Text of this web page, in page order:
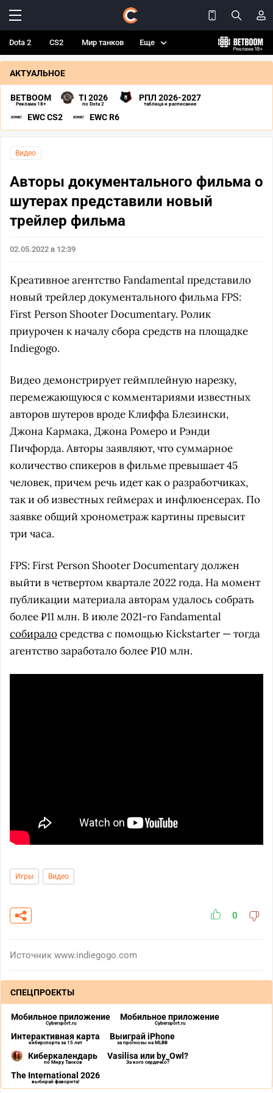
Dota 2 CS2 Мир танков Еще
АКТУАЛЬНОЕ
BETBOOM
Реклама 18+
TI 2026
по Dota 2
РПЛ 2026-2027
таблица и расписание
EWC CS2 EWC R6
Видео
Авторы документального фильма о
шутерах представили новый
трейлер фильма
02.05.2022 в 12:39
Креативное агентство Fandamental представило
новый трейлер документального фильма FPS:
First Person Shooter Documentary. Ролик
приурочен к началу сбора средств на площадке
Indiegogo.
Видео демонстрирует геймплейную нарезку,
перемежающуюся с комментариями известных
авторов шутеров вроде Клиффа Блезински,
Джона Кармака, Джона Ромеро и Рэнди
Пичфорда. Авторы заявляют, что суммарное
количество спикеров в фильме превышает 45
человек, причем речь идет как о разработчиках,
так и об известных геймерах и инфлюенсерах. По
заявке общий хронометраж картины превысит
три часа.
FPS: First Person Shooter Documentaryдолжен
выйти в четвертом квартале 2022 года. На момент
публикации материала авторам удалось собрать
более₽11 млн. В июле 2021-го Fandamental
собиралосредства с помощью Kickstarter— тогда
агентство заработало более ₽10 млн.
Игры Видео
0
Источник www.indiegogo.com
СПЕЦПРОЕКТЫ
Мобильное приложение
Cybersport.ru
Мобильное приложение
Cybersport.ru
Интерактивная карта
киберспорта за 15 лет
Выиграй iPhone
за прогнозы на MLBB
Киберкалендарь
по Миру Танков
Vasilisa или by_Owl?
За кого сердечко?
The International 2026
выбирай фаворита!